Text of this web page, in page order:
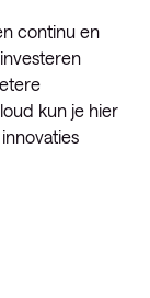
continu en
kun je hier